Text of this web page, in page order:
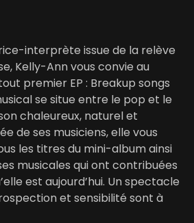
interprète issue de la relève
Kelly-Ann vous convie au
premier EP : Breakup songs
se situe entre le pop et le
chaleureux, naturel et
de ses musiciens, elle vous
les titres du mini-album ainsi
musicales qui ont contribuées
est aujourd’hui. Un spectacle
et sensibilité sont à